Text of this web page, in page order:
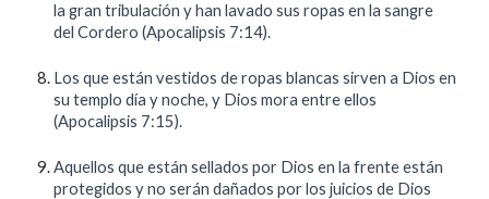
la gran tribulación y han lavado sus ropas en la sangre
del Cordero (Apocalipsis 7:14).
Los que están vestidos de ropas blancas sirven a Dios en
su templo día y noche, y Dios mora entre ellos
(Apocalipsis 7:15).
Aquellos que están sellados por Dios en la frente están
protegidos y no serán dañados por los juicios de Dios